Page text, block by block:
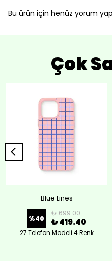
Bu ürün için henüz yorum
Çok
Blue Lines
%40
₺ 699.00
₺ 419.40
27 Telefon Modeli 4 Renk